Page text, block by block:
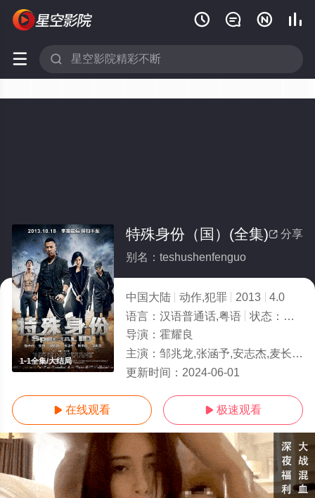
   
 
1-1全集/大结局
 分享
特殊身份（国）(全集)
别名：teshushenfenguo
中国大陆 动作,犯罪 2013
4.0
语言： 汉语普通话,粤语 状态： 正片
导演： 霍耀良
主演： 邹兆龙,张涵予,安志杰,麦长青,鲍起静,甄子丹,喻亢,卢惠光,景甜,何华超,杨志刚,郑中基,吴志雄,尹子维,苏伟
更新时间： 2024-06-01
 在线观看  极速观看